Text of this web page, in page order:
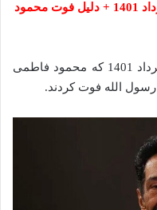
درگذشت محمود فاطمی دوبلور 27 مرداد 1401 + دلیل فوت محمود
درگذشت محمود فاطمی دوبلور 27 مرداد 1401 که محمود فاطمی
الله فوت کردند.